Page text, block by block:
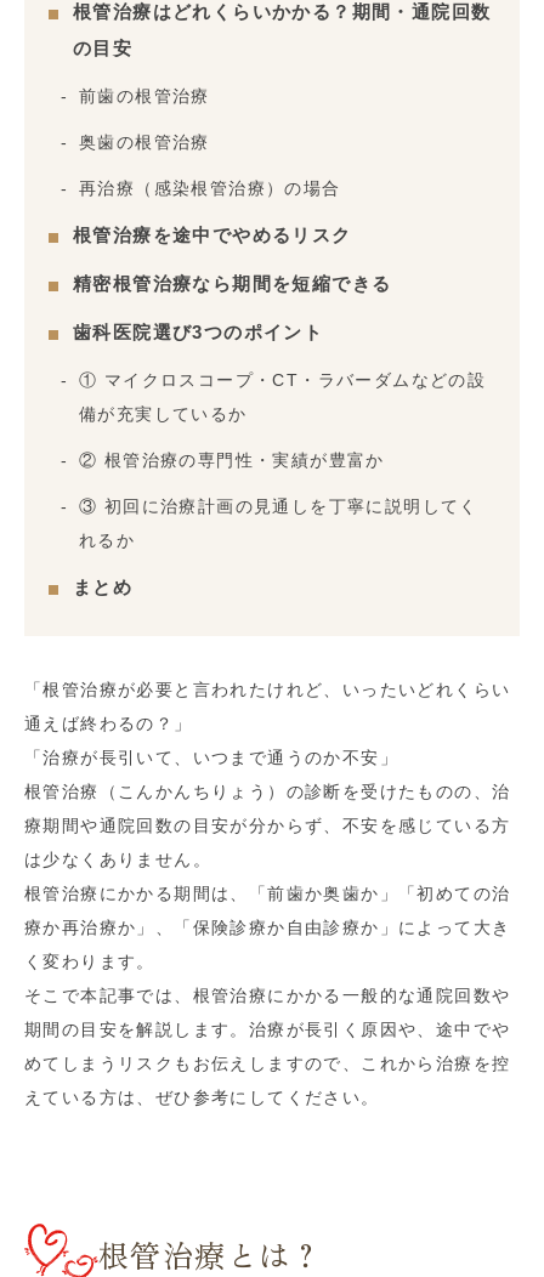
根管治療はどれくらいかかる？期間・通院回数
の目安
前歯の根管治療
奥歯の根管治療
再治療（感染根管治療）の場合
根管治療を途中でやめるリスク
精密根管治療なら期間を短縮できる
歯科医院選び3つのポイント
① マイクロスコープ・CT・ラバーダムなどの設
備が充実しているか
② 根管治療の専門性・実績が豊富か
③ 初回に治療計画の見通しを丁寧に説明してく
れるか
まとめ
「根管治療が必要と言われたけれど、いったいどれくらい
通えば終わるの？」
「治療が長引いて、いつまで通うのか不安」
根管治療（こんかんちりょう）の診断を受けたものの、治
療期間や通院回数の目安が分からず、不安を感じている方
は少なくありません。
根管治療にかかる期間は、「前歯か奥歯か」「初めての治
療か再治療か」、「保険診療か自由診療か」によって大き
く変わります。
そこで本記事では、根管治療にかかる一般的な通院回数や
期間の目安を解説します。治療が長引く原因や、途中でや
めてしまうリスクもお伝えしますので、これから治療を控
えている方は、ぜひ参考にしてください。
根管治療とは？